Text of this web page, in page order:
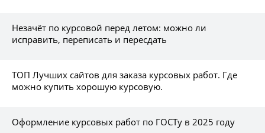
Незачёт по курсовой перед летом: можно ли
исправить, переписать и пересдать
ТОП Лучших сайтов для заказа курсовых работ. Где
можно купить хорошую курсовую.
Оформление курсовых работ по ГОСТу в 2025 году